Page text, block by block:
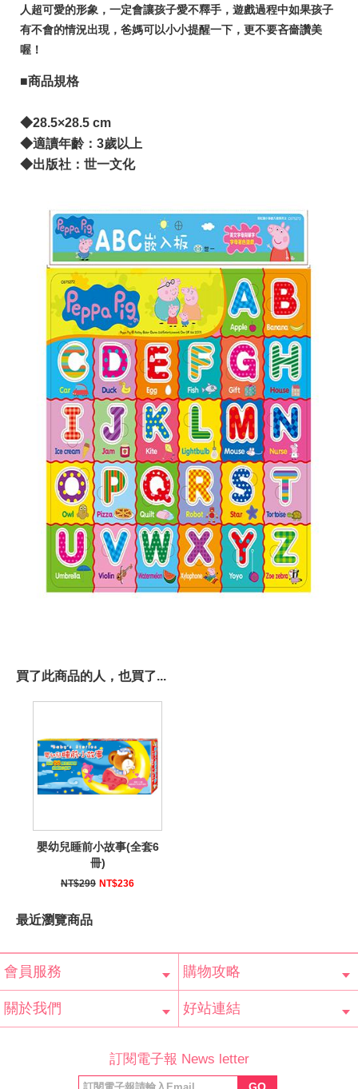
人超可愛的形象，一定會讓孩子愛不釋手，遊戲過程中如果孩子
有不會的情況出現，爸媽可以小小提醒一下，更不要吝嗇讚美
喔！
■商品規格
◆28.5×28.5 cm
◆適讀年齡：3歲以上
◆出版社：世一文化
買了此商品的人，也買了...
嬰幼兒睡前小故事(全套6
冊)
NT$299 NT$236
最近瀏覽商品
會員服務
會員辨法
客服信箱
隱私條款
網站導覽
購物攻略
常見問題
購物說明
訂單查詢
關於我們 好站連結
福利協會
絲專頁
訂閱電子報 News letter